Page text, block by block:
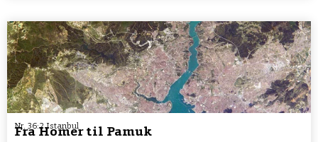
Nr. 36:2 Istanbul
Fra Homer til Pamuk